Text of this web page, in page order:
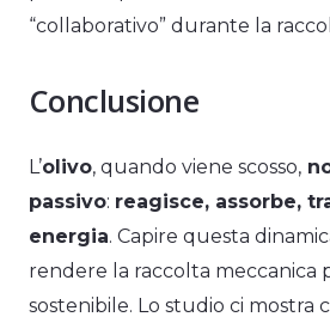
“collaborativo” durante la
Conclusione
L’olivo, quando viene scosso,
passivo: reagisce, assorbe,
energia. Capire questa
rendere la raccolta meccanica
sostenibile. Lo studio ci mostra